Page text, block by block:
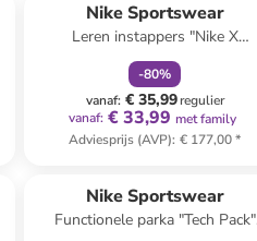
Nike Sportswear
Leren instappers "Nike X
Undercover Moc Flow" zwart
-80%
vanaf: € 35,99regulier
vanaf: € 33,99 met family
Adviesprijs (AVP): € 177,00*
Nike Sportswear
Functionele parka "Tech Pack"